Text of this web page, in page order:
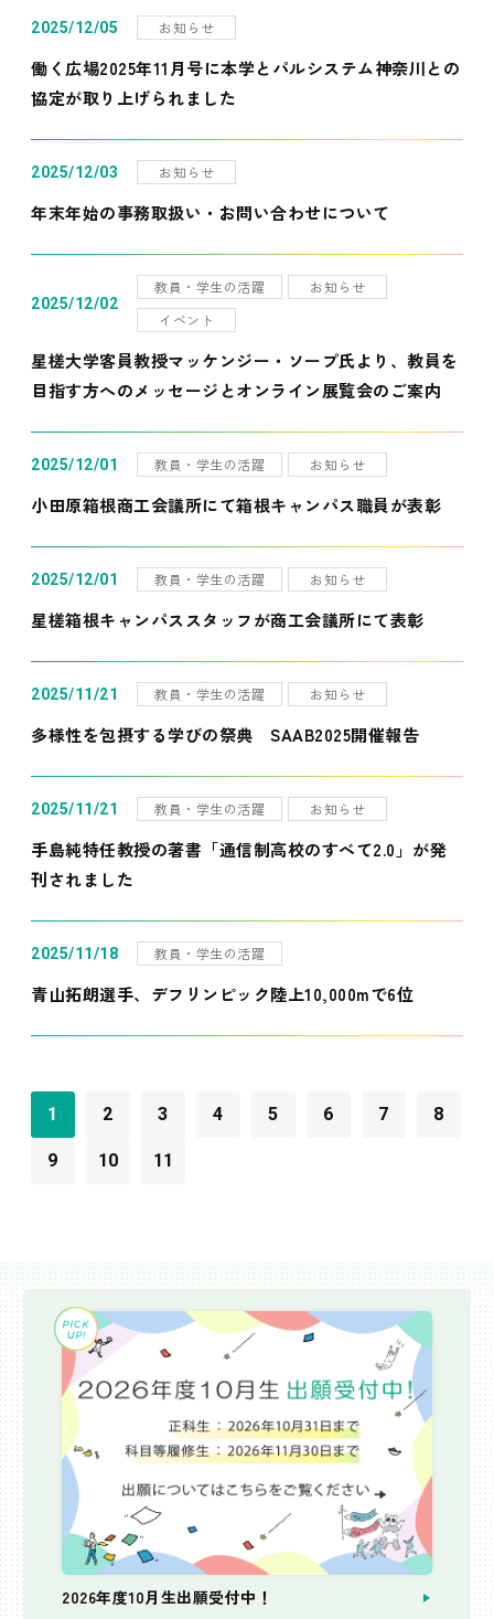
2025/12/05 お知らせ
働く広場2025年11月号に本学とパルシステム神奈川との
協定が取り上げられました
2025/12/03 お知らせ
年末年始の事務取扱い・お問い合わせについて
2025/12/02
教員・学生の活躍
お知らせ
イベント
星槎大学客員教授マッケンジー・ソープ氏より、教員を
目指す方へのメッセージとオンライン展覧会のご案内
2025/12/01 教員・学生の活躍 お知らせ
小田原箱根商工会議所にて箱根キャンパス職員が表彰
2025/12/01 教員・学生の活躍 お知らせ
星槎箱根キャンパススタッフが商工会議所にて表彰
2025/11/21 教員・学生の活躍 お知らせ
多様性を包摂する学びの祭典 SAAB2025開催報告
2025/11/21 教員・学生の活躍 お知らせ
手島純特任教授の著書「通信制高校のすべて2.0」が発
刊されました
2025/11/18 教員・学生の活躍
青山拓朗選手、デフリンピック陸上10,000mで6位
1 2 3 4 5 6 7 8
9 10 11
2026年度10月生出願受付中！